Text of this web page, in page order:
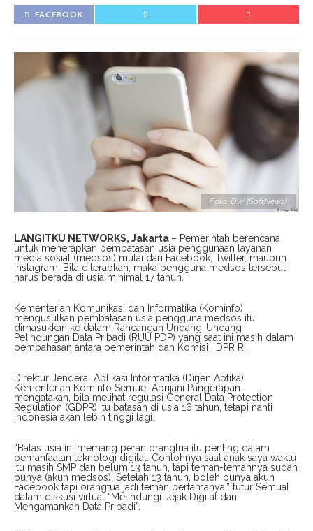
FACEBOOK
Foto: DW (SoftNews)
LANGITKU NETWORKS, Jakarta – Pemerintah berencana
untuk menerapkan pembatasan usia penggunaan layanan
media sosial (medsos) mulai dari Facebook, Twitter, maupun
Instagram. Bila diterapkan, maka pengguna medsos tersebut
harus berada di usia minimal 17 tahun.
Kementerian Komunikasi dan Informatika (Kominfo)
mengusulkan pembatasan usia pengguna medsos itu
dimasukkan ke dalam Rancangan Undang-Undang
Pelindungan Data Pribadi (RUU PDP) yang saat ini masih dalam
pembahasan antara pemerintah dan Komisi I DPR RI.
Direktur Jenderal Aplikasi Informatika (Dirjen Aptika)
Kementerian Kominfo Semuel Abrijani Pangerapan
mengatakan, bila melihat regulasi General Data Protection
Regulation (GDPR) itu batasan di usia 16 tahun, tetapi nanti
Indonesia akan lebih tinggi lagi.
“Batas usia ini memang peran orangtua itu penting dalam
pemanfaatan teknologi digital. Contohnya saat anak saya waktu
itu masih SMP dan belum 13 tahun, tapi teman-temannya sudah
punya (akun medsos). Setelah 13 tahun, boleh punya akun
Facebook tapi orangtua jadi teman pertamanya,” tutur Semual
dalam diskusi virtual “Melindungi Jejak Digital dan
Mengamankan Data Pribadi”.